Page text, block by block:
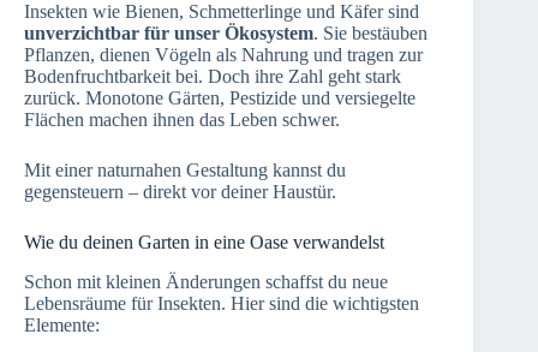
Insekten wie Bienen, Schmetterlinge und Käfer sind
unverzichtbar für unser Ökosystem. Sie bestäuben
Pflanzen, dienen Vögeln als Nahrung und tragen zur
Bodenfruchtbarkeit bei. Doch ihre Zahl geht stark
zurück. Monotone Gärten, Pestizide und versiegelte
Flächen machen ihnen das Leben schwer.
Mit einer naturnahen Gestaltung kannst du
gegensteuern – direkt vor deiner Haustür.
Wie du deinen Garten in eine Oase verwandelst
Schon mit kleinen Änderungen schaffst du neue
Lebensräume für Insekten. Hier sind die wichtigsten
Elemente: